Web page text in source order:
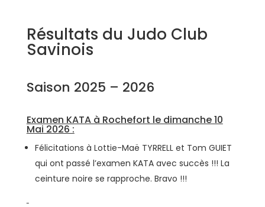
Résultats du Judo Club
Savinois
Saison 2025 – 2026
Examen KATA à Rochefort le dimanche 10
Mai 2026 :
Félicitations à Lottie-Maë TYRRELL et Tom GUIET
qui ont passé l’examen KATA avec succès !!! La
ceinture noire se rapproche. Bravo !!!